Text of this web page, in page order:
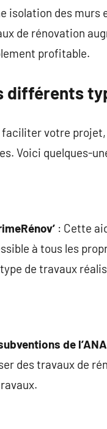
isolation des murs
de rénovation
profitable.
différents
faciliter votre projet,
Voici quelques-
: Cette
à tous les
de travaux
de
des travaux de